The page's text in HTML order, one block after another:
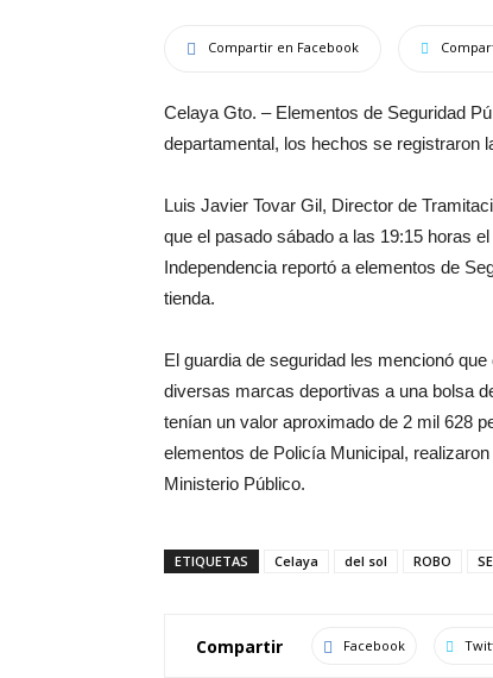
Compartir en Facebook
Celaya Gto. – Elementos de Seguridad
departamental, los hechos se registraron
Luis Javier Tovar Gil, Director de
que el pasado sábado a las 19:15 horas
Independencia reportó a elementos de
tienda.
El guardia de seguridad les mencionó
diversas marcas deportivas a una bolsa
tenían un valor aproximado de 2 mil 628
elementos de Policía Municipal,
Ministerio Público.
ETIQUETAS Celaya del sol ROBO
Compartir Facebook